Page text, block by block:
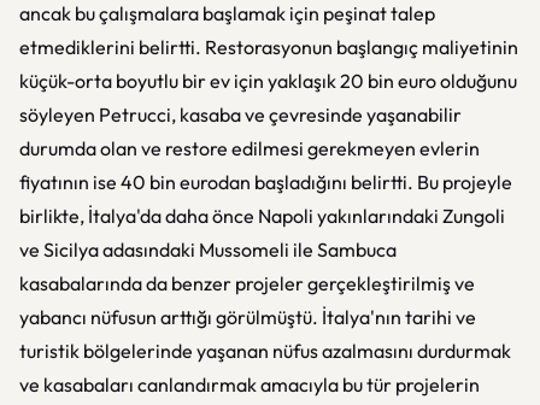
ancak bu çalışmalara başlamak için peşinat talep
etmediklerini belirtti. Restorasyonun başlangıç maliyetinin
küçük-orta boyutlu bir ev için yaklaşık 20 bin euro olduğunu
söyleyen Petrucci, kasaba ve çevresinde yaşanabilir
durumda olan ve restore edilmesi gerekmeyen evlerin
fiyatının ise 40 bin eurodan başladığını belirtti. Bu projeyle
birlikte, İtalya'da daha önce Napoli yakınlarındaki Zungoli
ve Sicilya adasındaki Mussomeli ile Sambuca
kasabalarında da benzer projeler gerçekleştirilmiş ve
yabancı nüfusun arttığı görülmüştü. İtalya'nın tarihi ve
turistik bölgelerinde yaşanan nüfus azalmasını durdurmak
ve kasabaları canlandırmak amacıyla bu tür projelerin